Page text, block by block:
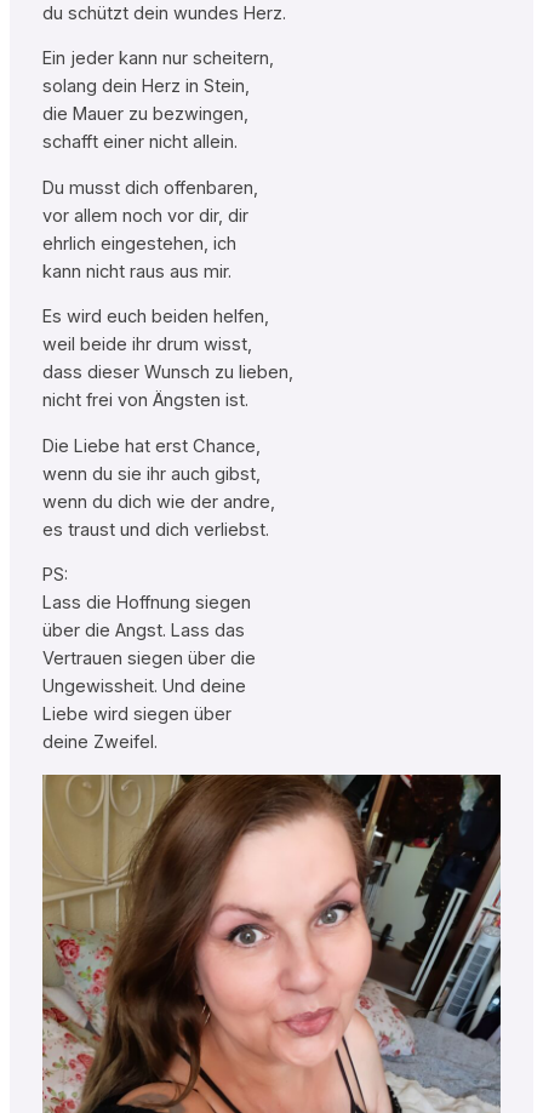
du schützt dein wundes Herz.
Ein jeder kann nur scheitern,
solang dein Herz in Stein,
die Mauer zu bezwingen,
schafft einer nicht allein.
Du musst dich offenbaren,
vor allem noch vor dir, dir
ehrlich eingestehen, ich
kann nicht raus aus mir.
Es wird euch beiden helfen,
weil beide ihr drum wisst,
dass dieser Wunsch zu lieben,
nicht frei von Ängsten ist.
Die Liebe hat erst Chance,
wenn du sie ihr auch gibst,
wenn du dich wie der andre,
es traust und dich verliebst.
PS:
Lass die Hoffnung siegen
über die Angst. Lass das
Vertrauen siegen über die
Ungewissheit. Und deine
Liebe wird siegen über
deine Zweifel.